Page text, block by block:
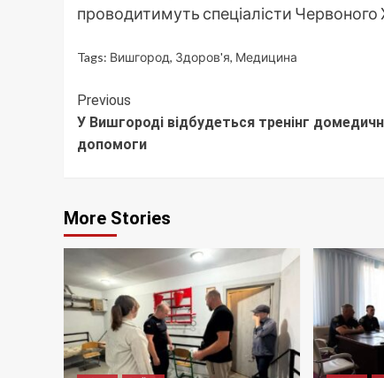
проводитимуть спеціалісти Червоного
Tags: Вишгород, Здоров'я, Медицина
Continue
Reading
Previous
У Вишгороді відбудеться тренінг
допомоги
More Stories